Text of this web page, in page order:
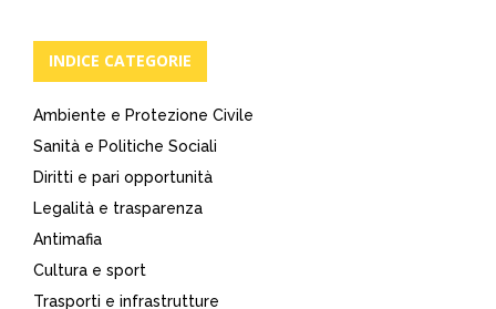
INDICE CATEGORIE
Ambiente e Protezione Civile
Sanità e Politiche Sociali
Diritti e pari opportunità
Legalità e trasparenza
Antimafia
Cultura e sport
Trasporti e infrastrutture